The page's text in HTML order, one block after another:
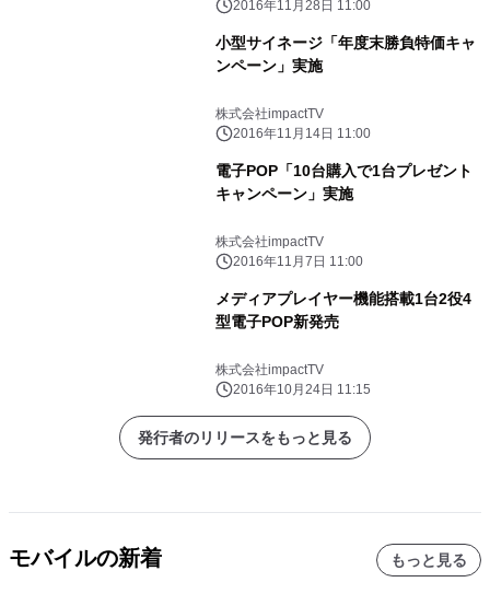
2016年11月28日 11:00
小型サイネージ「年度末勝負特価キャ
ンペーン」実施
株式会社impactTV
2016年11月14日 11:00
電子POP「10台購入で1台プレゼント
キャンペーン」実施
株式会社impactTV
2016年11月7日 11:00
メディアプレイヤー機能搭載1台2役4
型電子POP新発売
株式会社impactTV
2016年10月24日 11:15
発行者のリリースをもっと見る
モバイルの新着 もっと見る